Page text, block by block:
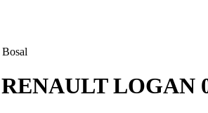
LOGAN